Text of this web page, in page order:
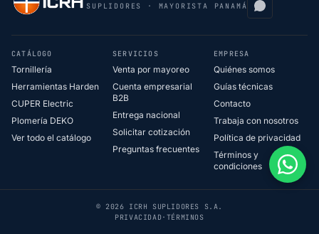
SUPLIDORES · MAYORISTA PANAMÁ
CATÁLOGO
Tornillería
Herramientas Harden
CUPER Electric
Plomería DEKO
Ver todo el catálogo
SERVICIOS
Venta por mayoreo
Cuenta empresarial
B2B
Entrega nacional
Solicitar cotización
Preguntas frecuentes
EMPRESA
Quiénes somos
Guías técnicas
Contacto
Trabaja con nosotros
Política de privacidad
Términos y
condiciones
© 2026 ICRH SUPLIDORES S.A.
PRIVACIDAD · TÉRMINOS